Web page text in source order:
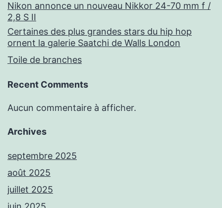
Nikon annonce un nouveau Nikkor 24-70 mm f /
2,8 S II
Certaines des plus grandes stars du hip hop
ornent la galerie Saatchi de Walls London
Toile de branches
Recent Comments
Aucun commentaire à afficher.
Archives
septembre 2025
août 2025
juillet 2025